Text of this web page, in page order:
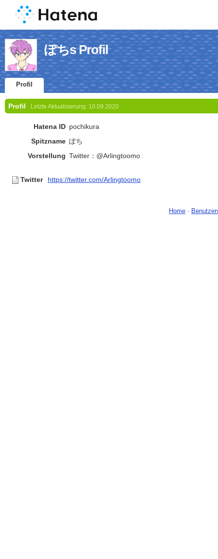
ぽちs Profil
Profil
Profil Letzte Aktualisierung: 10.09.2020
Hatena ID pochikura
Spitzname ぽち
Vorstellung Twitter：@Arlingtoomo
Twitter https://twitter.com/Arlingtoomo
Home -